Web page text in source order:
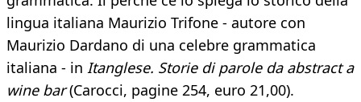
lingua italiana Maurizio Trifone - autore con
Maurizio Dardano di una celebre grammatica
italiana - in Itanglese. Storie di parole da abstract a
wine bar(Carocci, pagine 254, euro 21,00).